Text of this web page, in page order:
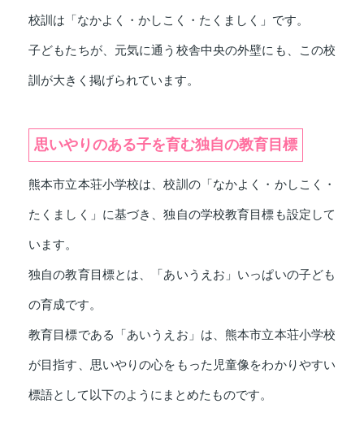
校訓は「なかよく・かしこく・たくましく」です。
子どもたちが、元気に通う校舎中央の外壁にも、この校
訓が大きく掲げられています。
思いやりのある子を育む独自の教育目標
熊本市立本荘小学校は、校訓の「なかよく・かしこく・
たくましく」に基づき、独自の学校教育目標も設定して
います。
独自の教育目標とは、「あいうえお」いっぱいの子ども
の育成です。
教育目標である「あいうえお」は、熊本市立本荘小学校
が目指す、思いやりの心をもった児童像をわかりやすい
標語として以下のようにまとめたものです。